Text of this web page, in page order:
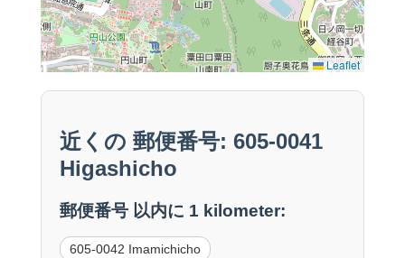
Leaflet
近くの 郵便番号: 605-0041
Higashicho
郵便番号 以内に 1 kilometer:
605-0042 Imamichicho